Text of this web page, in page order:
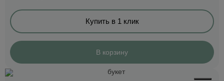
Купить в 1 клик
В корзину